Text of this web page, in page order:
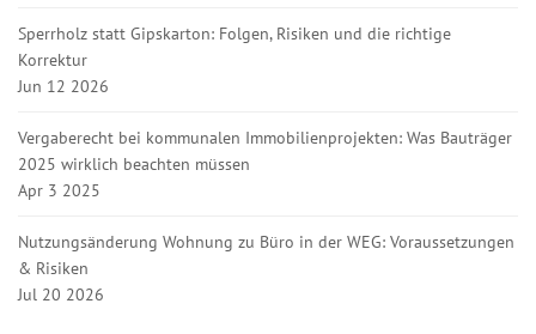
Sperrholz statt Gipskarton: Folgen, Risiken und die richtige
Korrektur
Jun 12 2026
Vergaberecht bei kommunalen Immobilienprojekten: Was Bauträger
2025 wirklich beachten müssen
Apr 3 2025
Nutzungsänderung Wohnung zu Büro in der WEG: Voraussetzungen
& Risiken
Jul 20 2026